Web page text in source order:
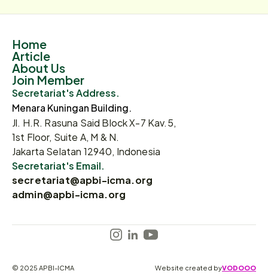
Home
Article
About Us
Join Member
Secretariat's Address.
Menara Kuningan Building.
Jl. H.R. Rasuna Said Block X-7 Kav.5,
1st Floor, Suite A, M & N.
Jakarta Selatan 12940, Indonesia
Secretariat's Email.
secretariat@apbi-icma.org
admin@apbi-icma.org
© 2025 APBI-ICMA Website created byVODOOO